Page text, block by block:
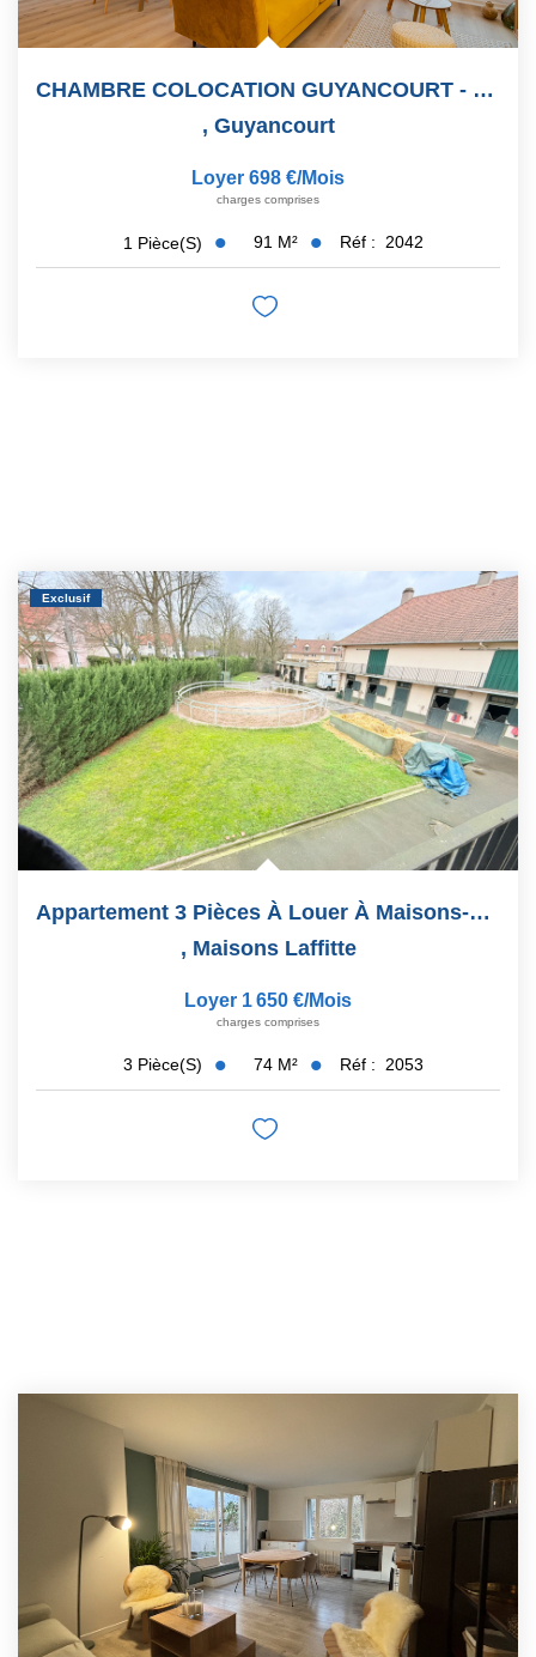
CHAMBRE COLOCATION GUYANCOURT - Quartier Le Parc- Les Saules
, Guyancourt
Loyer 698 €/mois
charges comprises
1 Pièce(s) 91 M² Réf : 2042
Exclusif
Appartement 3 Pièces À Louer À Maisons-Laffitte
, Maisons Laffitte
Loyer 1 650 €/mois
charges comprises
3 Pièce(s) 74 M² Réf : 2053